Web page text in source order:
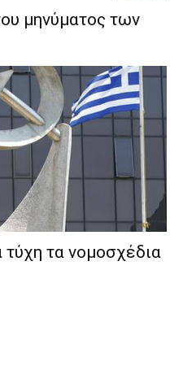
μηνύματος των
τύχη τα νομοσχέδια